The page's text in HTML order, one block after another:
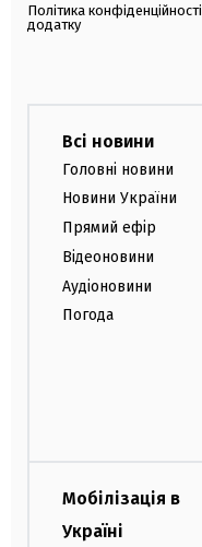
Політика конфіденційності
додатку
Всі новини
Головні новини
Новини України
Прямий ефір
Відеоновини
Аудіоновини
Погода
Мобілізація в
Україні